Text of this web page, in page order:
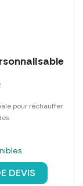
pour réchauffer
DEVIS